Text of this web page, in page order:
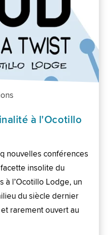
à l'Ocotillo
nouvelles conférences
insolite du
à l’Ocotillo Lodge, un
du siècle dernier
rarement ouvert au